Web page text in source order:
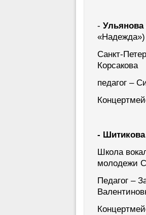
- Ульянова
«Надежда»)
Санкт-
Корсакова
педагог –
-
Школа
молодежи
Педагог –